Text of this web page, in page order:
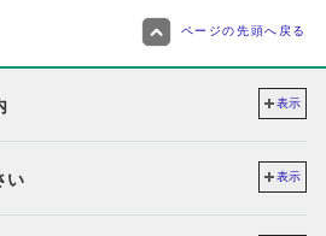
ページの先頭へ戻る
表示
い 表示